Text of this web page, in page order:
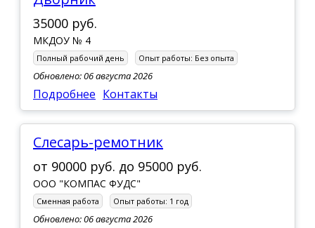
35000 руб.
МКДОУ № 4
Полный рабочий день Опыт работы: Без опыта
Обновлено: 06 августа 2026
Подробнее Контакты
Слесарь-ремотник
от 90000 руб. до 95000 руб.
ООО "КОМПАС ФУДС"
Сменная работа Опыт работы: 1 год
Обновлено: 06 августа 2026